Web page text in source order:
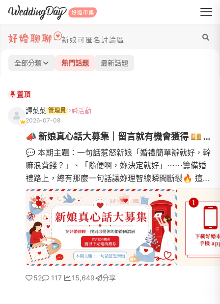
WeddingDay 好婚市集
新娘可匿名討論區
全部分類 熱門話題 最新話題
置頂
譚菜菜 管理員 活動
2026-07-08
📣 新娘真心話大募集｜留言就有機會獲得 💴 千元電商禮券！
💬 本期主題：一句話惹怒新娘「婚禮簡單辦就好，幹
嘛浪費錢？」、「隨便啊，妳決定就好」⋯⋯籌備婚
禮路上，總有那麼一句話讓妳理智線瞬間斷裂🔥 這次
要蒐集全台新娘、學姊們的真心崩潰語錄！在籌備婚
禮期間，妳聽過最讓...
52 117 15,649 分享